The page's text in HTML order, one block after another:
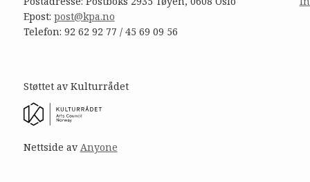
Epost: post@kpa.no
Telefon: 92 62 92 77 / 45 69 09 56
Støttet av Kulturrådet
Nettside av Anyone